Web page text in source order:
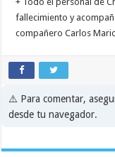
fallecimiento y
compañero Carlos
⚠️ Para comentar,
desde tu navegador.